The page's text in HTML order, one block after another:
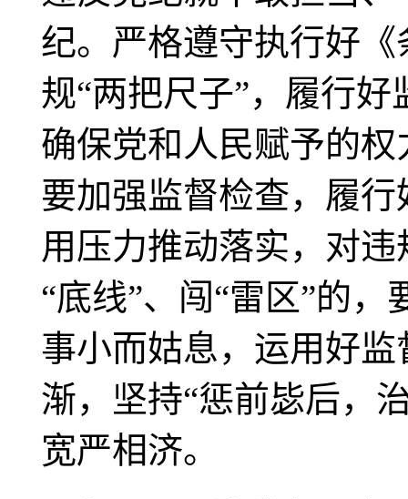
纪。严格遵守执行好
规“两把尺子”，履行
确保党和人民赋予的
要加强监督检查，履
用压力推动落实，对
“底线”、闯“雷区”的
事小而姑息，运用好
渐，坚持“惩前毖后，
宽严相济。